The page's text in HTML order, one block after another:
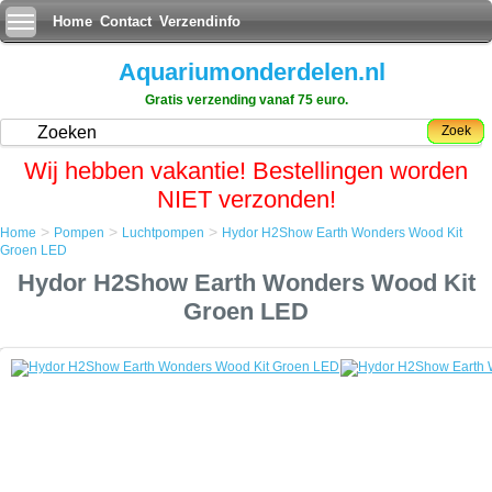
Home Contact Verzendinfo
Aquariumonderdelen.nl
Gratis verzending vanaf 75 euro.
Zoek
Wij hebben vakantie! Bestellingen worden
NIET verzonden!
Home
Luchtpompen
Hydor H2Show Earth Wonders Wood Kit Groen LED
Home > Pompen > Luchtpompen > Hydor H2Show Earth Wonders Wood Kit
Groen LED
Hydor H2Show Earth Wonders Wood Kit
Groen LED